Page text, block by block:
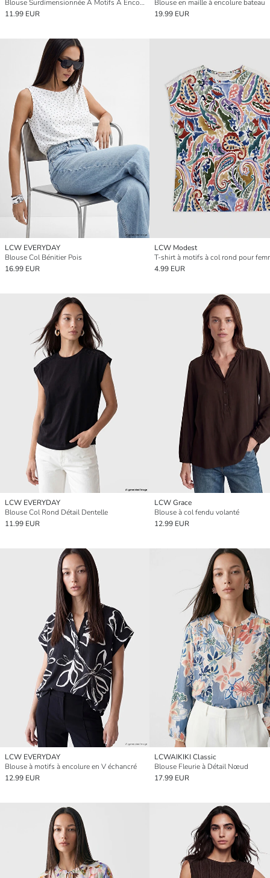
Blouse Surdimensionnée À Motifs À Encolure En V
11.99 EUR
Blouse en maille à encolure bateau
19.99 EUR
LCW EVERYDAY
Blouse Col Bénitier Pois
16.99 EUR
LCW Modest
T-shirt à motifs à col rond pour
4.99 EUR
LCW EVERYDAY
Blouse Col Rond Détail Dentelle
11.99 EUR
LCW Grace
Blouse à col fendu volanté
12.99 EUR
LCW EVERYDAY
Blouse à motifs à encolure en V échancré
12.99 EUR
LCWAIKIKI Classic
Blouse Fleurie à Détail Nœud
17.99 EUR